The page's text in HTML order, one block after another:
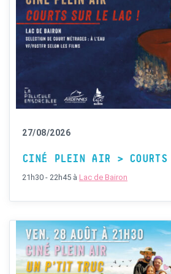
27/08/2026
CINÉ PLEIN AIR >
21h30 - 22h45 à Lac de Bairon